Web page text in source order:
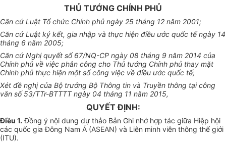
THỦ TƯỚNG CHÍNH PHỦ
Căn cứ Luật Tổ chức Chính phủ ngày 25 tháng 12 năm 2001;
Căn cứ Luật ký kết, gia nhập và thực hiện điều ước quốc tế ngày 14
tháng 6 năm 2005;
Căn cứ Nghị quyết số 67/NQ-CP ngày 08 tháng 9 năm 2014 của
Chính phủ về việc phân công cho Thủ tướng Chính phủ thay mặt
Chính phủ thực hiện một số công việc về điều ước quốc tế;
Xét đề nghị của Bộ trưởng Bộ Thông tin và Truyền thông tại công
văn số 53/TTr-BTTTT ngày 04 tháng 11 năm 2015,
QUYẾT ĐỊNH:
Điều 1. Đồng ý nội dung dự thảo Bản Ghi nhớ hợp tác giữa Hiệp hội
các quốc gia Đông Nam Á (ASEAN) và Liên minh viễn thông thế giới
(ITU).